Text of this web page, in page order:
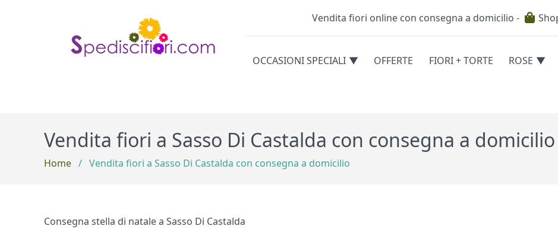
Testata
Vendita fiori online con consegna a domicilio -
Categorie
OCCASIONI SPECIALI OFFERTE FIORI + TORTE ROSE
Vendita fiori a Sasso Di Castalda con consegna a domicilio
Home / Vendita fiori a Sasso Di Castalda con consegna a domicilio
Consegna stella di natale a Sasso Di Castalda